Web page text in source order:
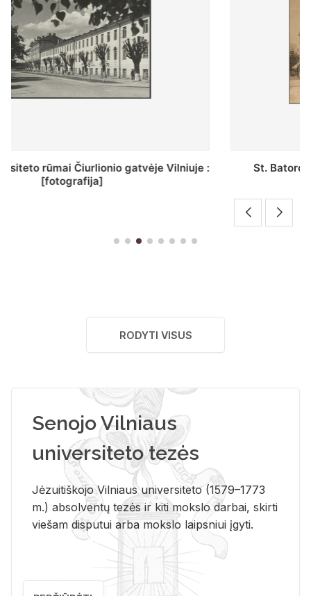
St. Batoro universiteto J. Pilsudskio kolegija :
RODYTI VISUS
Senojo Vilniaus
universiteto tezės
Jėzuitiškojo Vilniaus universiteto (1579–1773
m.) absolventų tezės ir kiti mokslo darbai, skirti
viešam disputui arba mokslo laipsniui įgyti.